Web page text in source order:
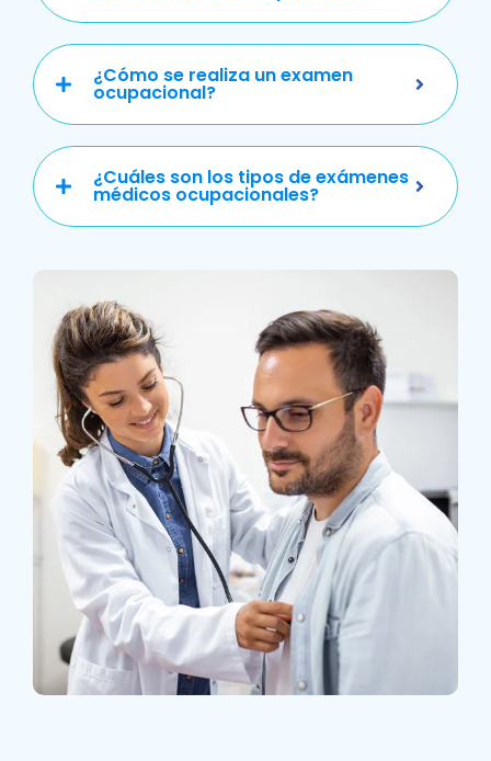
¿Cómo se realiza un examen
ocupacional?
¿Cuáles son los tipos de exámenes
médicos ocupacionales?